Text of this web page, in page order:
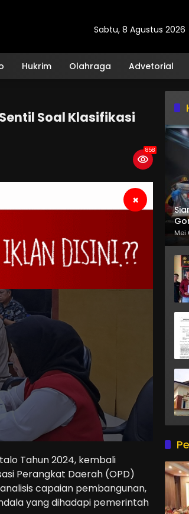
Sabtu, 8 Agustus 2026
Hukrim Olahraga Advetorial
Soal Klasifikasi
858
×
Tahun 2024, kembali
Perangkat Daerah (OPD)
capaian pembangunan,
yang dihadapi pemerintah
Mei